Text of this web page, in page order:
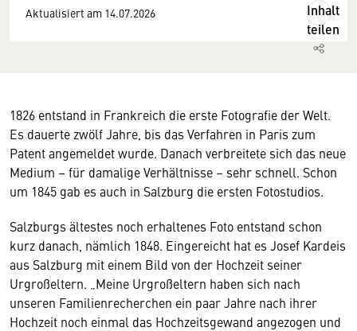
Aktualisiert am 14.07.2026
Inhalt
teilen
1826 entstand in Frankreich die erste Fotografie der Welt.
Es dauerte zwölf Jahre, bis das Verfahren in Paris zum
Patent angemeldet wurde. Danach verbreitete sich das neue
Medium – für damalige Verhältnisse – sehr schnell. Schon
um 1845 gab es auch in Salzburg die ersten Fotostudios.
Salzburgs ältestes noch erhaltenes Foto entstand schon
kurz danach, nämlich 1848. Eingereicht hat es Josef Kardeis
aus Salzburg mit einem Bild von der Hochzeit seiner
Urgroßeltern. „Meine Urgroßeltern haben sich nach
unseren Familienrecherchen ein paar Jahre nach ihrer
Hochzeit noch einmal das Hochzeitsgewand angezogen und